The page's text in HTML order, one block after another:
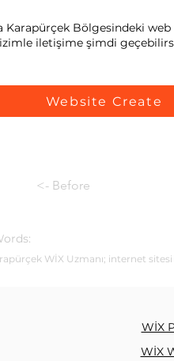
Karapürçek Bölgesindeki
iletişime şimdi
Website Create
<- Before
WİX Uzmanı; internet
WİX
WİX